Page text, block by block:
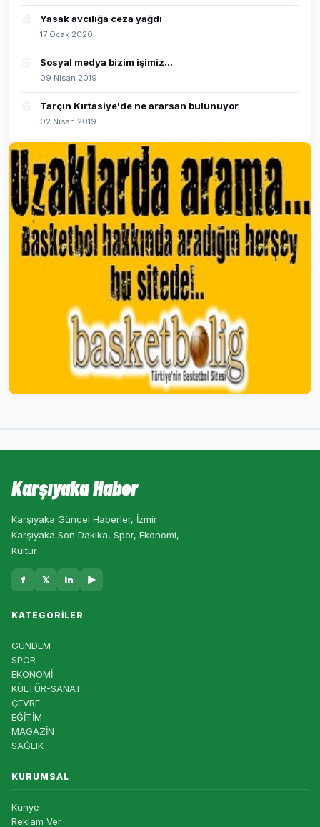
Yasak avcılığa ceza yağdı
17 Ocak 2020
Sosyal medya bizim işimiz...
09 Nisan 2019
Tarçın Kırtasiye'de ne ararsan bulunuyor
02 Nisan 2019
Karşıyaka Haber
Karşıyaka Güncel Haberler, İzmir
Karşıyaka Son Dakika, Spor, Ekonomi,
Kültür
f 𝕏 in ▶
KATEGORILER
GÜNDEM
SPOR
EKONOMİ
KÜLTÜR-SANAT
ÇEVRE
EĞİTİM
MAGAZİN
SAĞLIK
KURUMSAL
Künye
Reklam Ver